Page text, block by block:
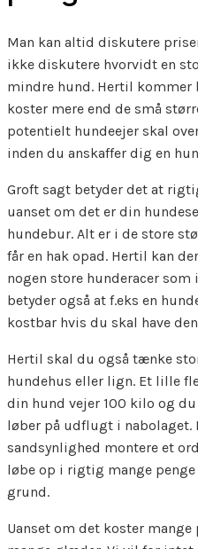
Man kan altid diskutere
ikke diskutere hvorvidt en
mindre hund. Hertil kommer
koster mere end de små
potentielt hundeejer skal
inden du anskaffer dig en
Groft sagt betyder det at
uanset om det er din
hundebur. Alt er i de store
får en hak opad. Hertil kan
nogen store hunderacer
betyder også at f.eks en
kostbar hvis du skal have
Hertil skal du også tænke
hundehus eller lign. Et lille
din hund vejer 100 kilo og
løber på udflugt i nabolaget.
sandsynlighed montere et
løbe op i rigtig mange
grund.
Uanset om det koster